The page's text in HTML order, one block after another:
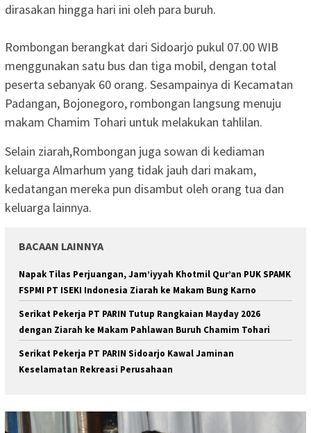
dirasakan hingga hari ini oleh para buruh.
Rombongan berangkat dari Sidoarjo pukul 07.00 WIB
menggunakan satu bus dan tiga mobil, dengan total
peserta sebanyak 60 orang. Sesampainya di Kecamatan
Padangan, Bojonegoro, rombongan langsung menuju
makam Chamim Tohari untuk melakukan tahlilan.
Selain ziarah,Rombongan juga sowan di kediaman
keluarga Almarhum yang tidak jauh dari makam,
kedatangan mereka pun disambut oleh orang tua dan
keluarga lainnya.
BACAAN LAINNYA
Napak Tilas Perjuangan, Jam’iyyah Khotmil Qur’an PUK SPAMK
FSPMI PT ISEKI Indonesia Ziarah ke Makam Bung Karno
Serikat Pekerja PT PARIN Tutup Rangkaian Mayday 2026
dengan Ziarah ke Makam Pahlawan Buruh Chamim Tohari
Serikat Pekerja PT PARIN Sidoarjo Kawal Jaminan
Keselamatan Rekreasi Perusahaan